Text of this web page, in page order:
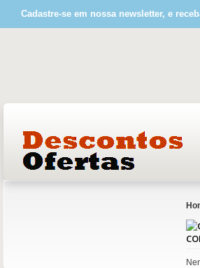
Cadastre-se em nossa newsletter, e